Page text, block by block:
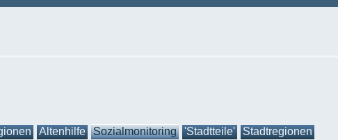
Altenhilfe Sozialmonitoring 'Stadtteile' Stadtregionen